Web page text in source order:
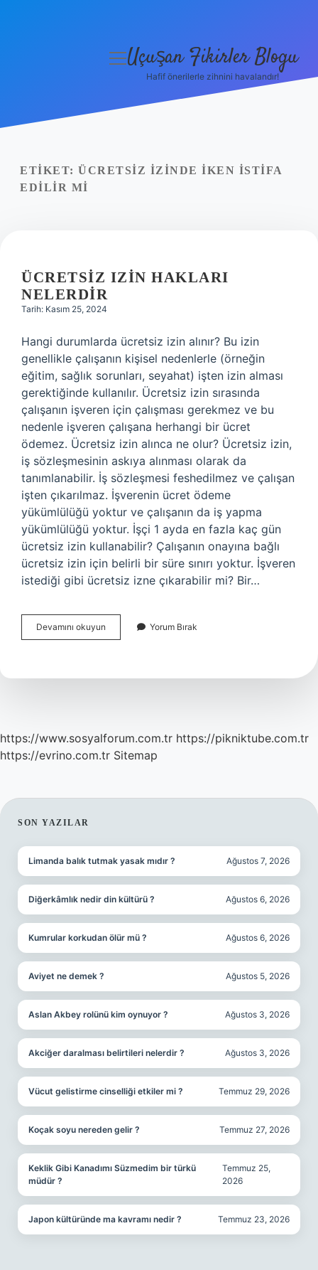
Yasal Uyarı
menüyü
Uçuşan Fikirler Blogu
Hafif önerilerle zihnini havalandır!
ETIKET: ÜCRETSIZ IZINDE IKEN ISTIFA
EDILIR MI
ÜCRETSIZ IZIN HAKLARI
NELERDIR
Tarih: Kasım 25, 2024
Hangi durumlarda ücretsiz izin alınır? Bu izin
genellikle çalışanın kişisel nedenlerle (örneğin
eğitim, sağlık sorunları, seyahat) işten izin alması
gerektiğinde kullanılır. Ücretsiz izin sırasında
çalışanın işveren için çalışması gerekmez ve bu
nedenle işveren çalışana herhangi bir ücret
ödemez. Ücretsiz izin alınca ne olur? Ücretsiz izin,
iş sözleşmesinin askıya alınması olarak da
tanımlanabilir. İş sözleşmesi feshedilmez ve çalışan
işten çıkarılmaz. İşverenin ücret ödeme
yükümlülüğü yoktur ve çalışanın da iş yapma
yükümlülüğü yoktur. İşçi 1 ayda en fazla kaç gün
ücretsiz izin kullanabilir? Çalışanın onayına bağlı
ücretsiz izin için belirli bir süre sınırı yoktur. İşveren
istediği gibi ücretsiz izne çıkarabilir mi? Bir…
Devamını okuyun Ücretsiz
Izin
Yorum Bırak
https://www.sosyalforum.com.tr https://pikniktube.com.tr
https://evrino.com.tr Sitemap
SIDEBAR
SON YAZILAR
Limanda balık tutmak yasak mıdır ? Ağustos 7, 2026
Diğerkâmlık nedir din kültürü ? Ağustos 6, 2026
Kumrular korkudan ölür mü ? Ağustos 6, 2026
Aviyet ne demek ? Ağustos 5, 2026
Aslan Akbey rolünü kim oynuyor ? Ağustos 3, 2026
Akciğer daralması belirtileri nelerdir ? Ağustos 3, 2026
Vücut gelistirme cinselliği etkiler mi ? Temmuz 29, 2026
Koçak soyu nereden gelir ? Temmuz 27, 2026
Keklik Gibi Kanadımı Süzmedim bir türkü
müdür ?
Temmuz 25,
2026
Japon kültüründe ma kavramı nedir ? Temmuz 23, 2026